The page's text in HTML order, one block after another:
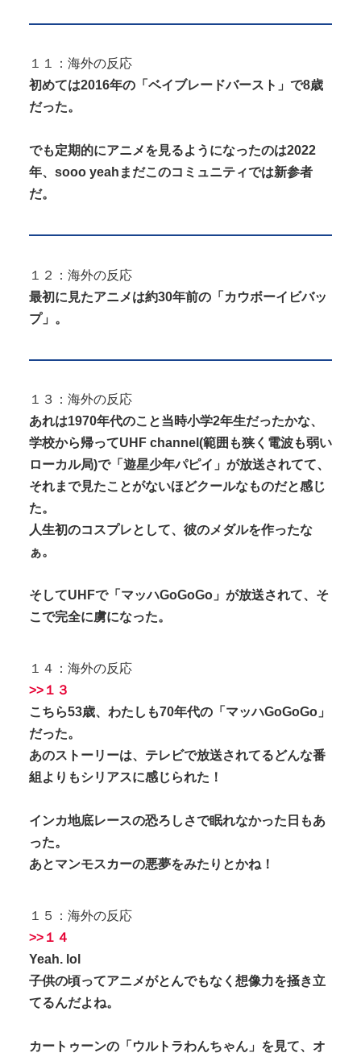
１１：海外の反応
初めては2016年の「ベイブレードバースト」で8歳
だった。
でも定期的にアニメを見るようになったのは2022
年、sooo yeahまだこのコミュニティでは新参者
だ。
１２：海外の反応
最初に見たアニメは約30年前の「カウボーイビバッ
プ」。
１３：海外の反応
あれは1970年代のこと当時小学2年生だったかな、
学校から帰ってUHF channel(範囲も狭く電波も弱い
ローカル局)で「遊星少年パピイ」が放送されてて、
それまで見たことがないほどクールなものだと感じ
た。
人生初のコスプレとして、彼のメダルを作ったな
ぁ。
そしてUHFで「マッハGoGoGo」が放送されて、そ
こで完全に虜になった。
１４：海外の反応
>>１３
こちら53歳、わたしも70年代の「マッハGoGoGo」
だった。
あのストーリーは、テレビで放送されてるどんな番
組よりもシリアスに感じられた！
インカ地底レースの恐ろしさで眠れなかった日もあ
った。
あとマンモスカーの悪夢をみたりとかね！
１５：海外の反応
>>１４
Yeah. lol
子供の頃ってアニメがとんでもなく想像力を掻き立
てるんだよね。
カートゥーンの「ウルトラわんちゃん」を見て、オ